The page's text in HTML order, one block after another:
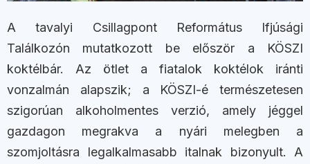
A tavalyi Csillagpont Református Ifjúsági
Találkozón mutatkozott be először a KÖSZI
koktélbár. Az ötlet a fiatalok koktélok iránti
vonzalmán alapszik; a KÖSZI-é természetesen
szigorúan alkoholmentes verzió, amely jéggel
gazdagon megrakva a nyári melegben a
szomjoltásra legalkalmasabb italnak bizonyult. A